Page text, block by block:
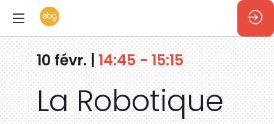
10 févr. |14:45 - 15:15
La Robotique